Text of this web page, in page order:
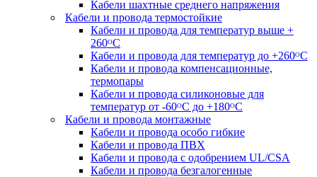
Кабели шахтные среднего напряжения
Кабели и провода термостойкие
Кабели и провода для температур выше +
260ᴼС
Кабели и провода для температур до +260ᴼС
Кабели и провода компенсационные,
термопары
Кабели и провода силиконовые для
температур от -60ᴼC до +180ᴼС
Кабели и провода монтажные
Кабели и провода особо гибкие
Кабели и провода ПВХ
Кабели и провода с одобрением UL/CSA
Кабели и провода безгалогенные